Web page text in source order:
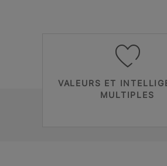
VALEURS ET
MULTIPLES